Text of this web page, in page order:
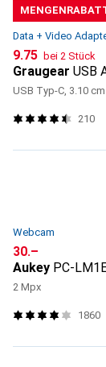
Data + Video
CHF
9.75 bei 2 Stück
Graugear USB
USB Typ-C, 3.10 cm
210
Webcam
CHF
30.–
Aukey PC-
2 Mpx
1860